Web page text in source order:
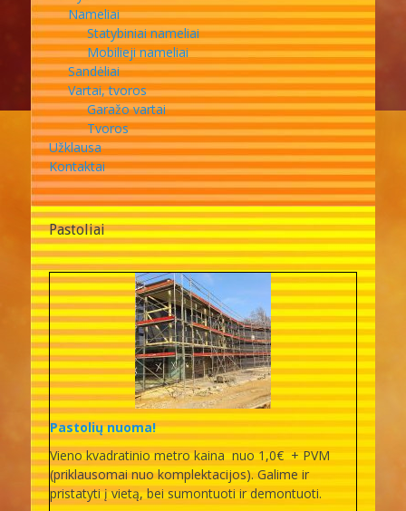
Nameliai
Statybiniai nameliai
Mobilieji nameliai
Sandėliai
Vartai, tvoros
Garažo vartai
Tvoros
Užklausa
Kontaktai
Pastoliai
Pastolių nuoma!
Vieno kvadratinio metro kaina nuo 1,0€ + PVM
(priklausomai nuo komplektacijos). Galime ir
pristatyti į vietą, bei sumontuoti ir demontuoti.